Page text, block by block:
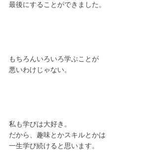
最後にすることができました。
もちろんいろいろ学ぶことが
悪いわけじゃない。
私も学びは大好き。
だから、趣味とかスキルとかは
一生学び続けると思います。